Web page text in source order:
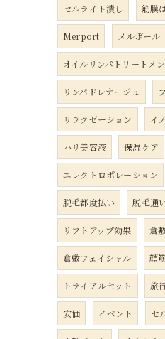
セルライト潰し 筋膜
Merport メルポール
オイルリンパトリートメ
リンパドレナージュ
リラクゼーション イ
ハリ美容液 保湿ケア
エレクトロポレーション
脱毛都度払い 脱毛通
リフトアップ効果 倉
倉敷フェイシャル 顔
トライアルセット 旅
安価 イベント セ